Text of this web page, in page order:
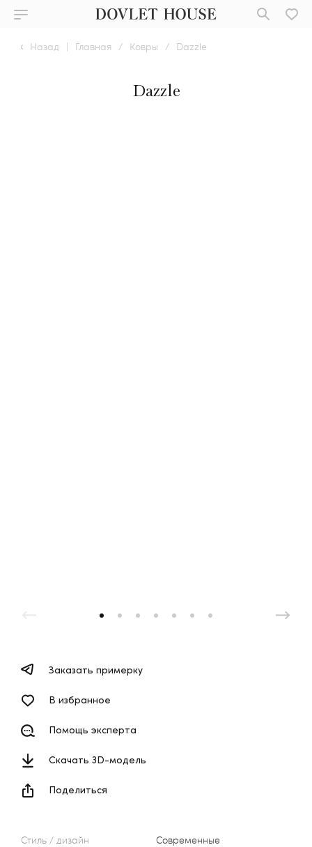
Назад | Главная / Ковры / Dazzle
Dazzle
Стиль / дизайн
Современные
Заказать примерку
В избранное
Помощь эксперта
Скачать 3D-модель
Поделиться